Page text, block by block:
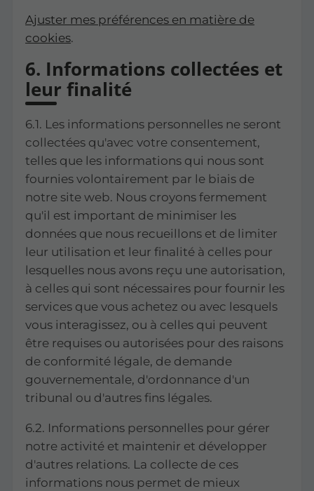
Ajuster mes préférences en matière de
cookies.
6. Informations collectées et
leur finalité
6.1. Les informations personnelles ne seront
collectées qu'avec votre consentement,
telles que les informations qui nous sont
fournies volontairement par le biais de
notre site web. Nous croyons fermement
qu'il est important de minimiser les
données que nous recueillons et de limiter
leur utilisation et leur finalité à celles pour
lesquelles nous avons reçu une autorisation,
à celles qui sont nécessaires pour fournir les
services que vous achetez ou avec lesquels
vous interagissez, ou à celles qui peuvent
être requises ou autorisées pour des raisons
de conformité légale, de demande
gouvernementale, d'ordonnance d'un
tribunal ou d'autres fins légales.
6.2. Informations personnelles pour gérer
notre activité et maintenir et développer
d'autres relations. La collecte de ces
informations nous permet de mieux